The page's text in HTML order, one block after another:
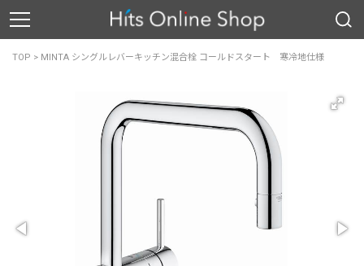
TOP > MINTA シングルレバーキッチン混合栓 コールドスタート 寒冷地仕様